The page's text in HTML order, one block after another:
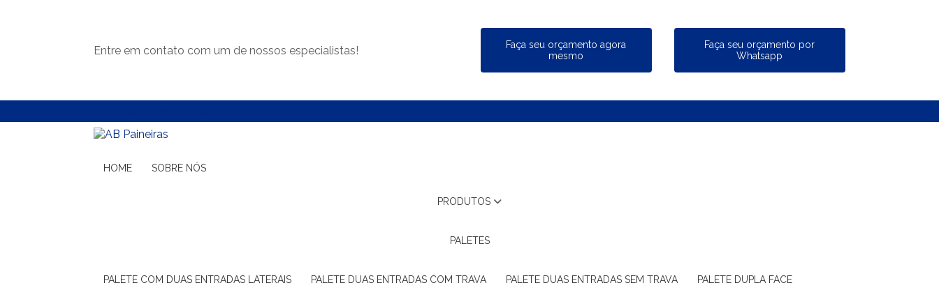
Entre em contato com um de nossos especialistas!
Faça seu orçamento agora
mesmo
Faça seu orçamento por
Whatsapp
HOME SOBRE NÓS
PRODUTOS
PALETES
PALETE COM DUAS ENTRADAS LATERAIS PALETE DUAS ENTRADAS COM TRAVA PALETE DUAS ENTRADAS SEM TRAVA PALETE DUPLA FACE